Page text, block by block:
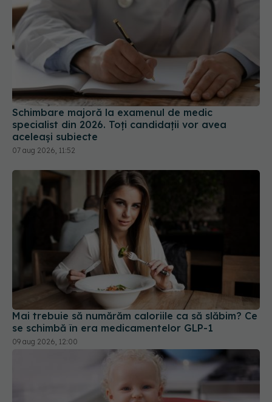
Schimbare majoră la examenul de medic
specialist din 2026. Toți candidații vor avea
aceleași subiecte
07 aug 2026, 11:52
Mai trebuie să numărăm caloriile ca să slăbim? Ce
se schimbă în era medicamentelor GLP-1
09 aug 2026, 12:00